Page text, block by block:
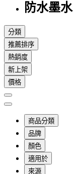
防水墨水
分類
推薦排序
熱銷度
新上架
價格
商品分類
品牌
顏色
適用於
來源